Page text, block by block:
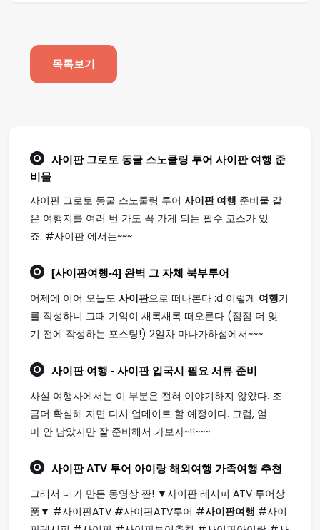
목록보기
사이판 그로토 동굴 스노쿨링 투어 사이판 여행 준
비물
사이판 그로토 동굴 스노쿨링 투어 사이판 여행 준비물 같
은 여행지를 여러 번 가도 꼭 가게 되는 필수 코스가 있
죠. #사이판 에서는~~~
[사이판여행-4] 완벽 그 자체 북부투어
어제에 이어 오늘도 사이판으로 떠나본다 :d 이렇게 여행기
를 작성하니 그때 기억이 새록새록 떠오른다 (점점 더 잊
기 전에 작성하는 포스팅!) 2일차 마나가하섬에서~~~
사이판 여행 - 사이판 입국시 필요 서류 준비
사실 여행사에서는 이 부분은 전혀 이야기하지 않았다. 조
금더 확실해 지면 다시 업데이트 할 예정이다. 그럼, 얼
마 안 남았지만 잘 준비해서 가보자~!!~~~
사이판ATV 투어 아이랑 해외 여행 가족여행 추천
그래서 내가 만든 동영상 짠! ▼사이판 레시피 ATV 투어상
품▼ #사이판ATV #사이판ATV투어 #사이판여행 #사이